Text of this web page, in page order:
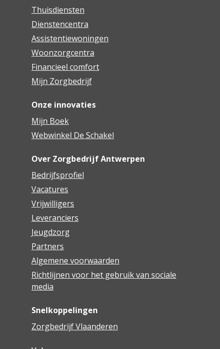
Thuisdiensten
Dienstencentra
Assistentiewoningen
Woonzorgcentra
Financieel comfort
Mijn Zorgbedrijf
Onze innovaties
Mijn Boek
Webwinkel De Schakel
Over Zorgbedrijf Antwerpen
Bedrijfsprofiel
Vacatures
Vrijwilligers
Leveranciers
Jeugdzorg
Partners
Algemene voorwaarden
Richtlijnen voor het gebruik van sociale
media
Snelkoppelingen
Zorgbedrijf Vlaanderen